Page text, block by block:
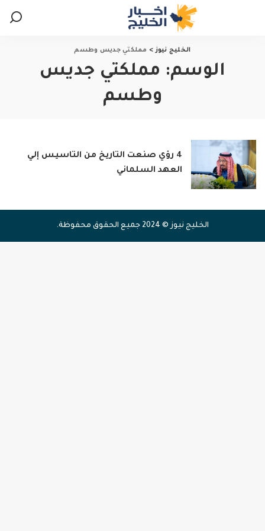
الخليج نيوز> مملكتي جديس وطسم
الوسم: مملكتي جديس
وطسم
4 رؤي صنعت التاريخ من التاسيس إلي
العهد السلماني
الخليج نيوز © 2024 جميع الحقوق محفوظة.